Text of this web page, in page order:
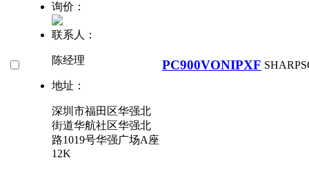
询价：
联系人：
陈经理
地址：
深圳市福田区华强北
街道华航社区华强北
路1019号华强广场A座
12K
PC900VONIPXF SHARP